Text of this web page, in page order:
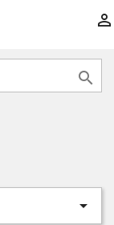


